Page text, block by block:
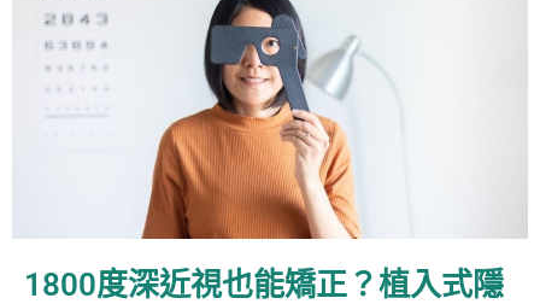
1800度深近視也能矯正？植入式隱